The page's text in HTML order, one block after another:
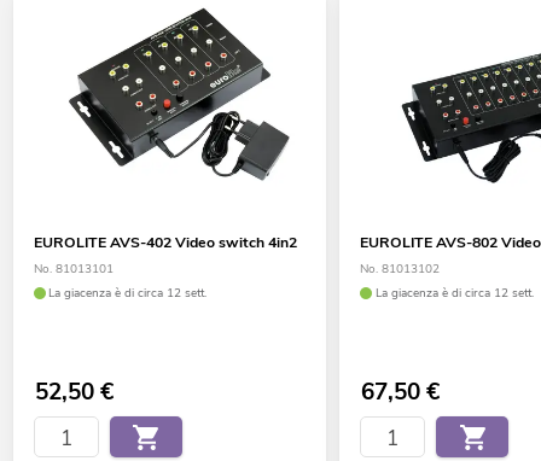
EUROLITE AVS-402 Video switch 4in2
No. 81013101
La giacenza è di circa 12 sett.
52,50€
EUROLITE AVS-802
No. 81013102
La giacenza è di circa 12 sett.
67,50€